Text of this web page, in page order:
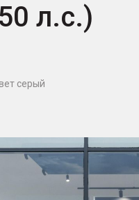
л.с.)
серый